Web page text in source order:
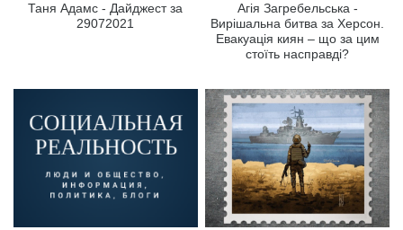
Таня Адамс - Дайджест за
29072021
Агія Загребельська -
Вирішальна битва за Херсон.
Евакуація киян – що за цим
стоїть насправді?